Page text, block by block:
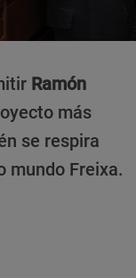
Ramón
más
se respira
mundo Freixa.